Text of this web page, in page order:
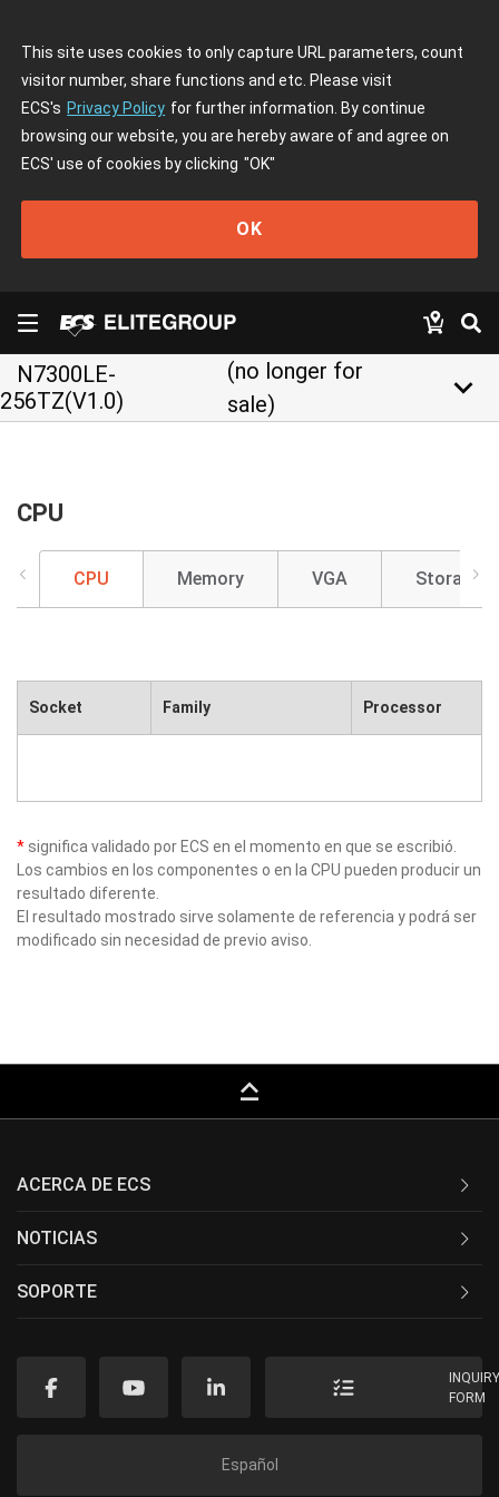
This site uses cookies to only capture URL parameters, count
visitor number, share functions and etc. Please visit
ECS's Privacy Policy for further information. By continue
browsing our website, you are hereby aware of and agree on
ECS' use of cookies by clicking "OK"
OK
N7300LE-
256TZ(V1.0)
(no longer for
sale)
keyboard_arrow_down
CPU
CPU Memory VGA Storage
Socket Family Processor
* significa validado por ECS en el momento en que se escribió.
Los cambios en los componentes o en la CPU pueden producir un
resultado diferente.
El resultado mostrado sirve solamente de referencia y podrá ser
modificado sin necesidad de previo aviso.
keyboard_capslock
ACERCA DE ECS
NOTICIAS
SOPORTE
FORM
Español